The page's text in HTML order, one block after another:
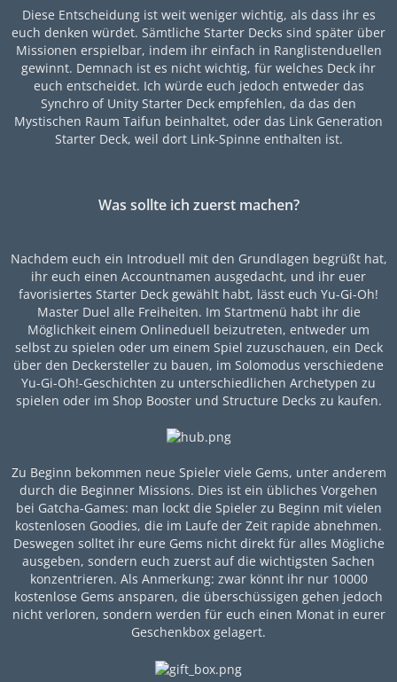
Diese Entscheidung ist weit weniger wichtig, als dass ihr es
euch denken würdet. Sämtliche Starter Decks sind später über
Missionen erspielbar, indem ihr einfach in Ranglistenduellen
gewinnt. Demnach ist es nicht wichtig, für welches Deck ihr
euch entscheidet. Ich würde euch jedoch entweder das
Synchro of Unity Starter Deck empfehlen, da das den
Mystischen Raum Taifun beinhaltet, oder das Link Generation
Starter Deck, weil dort Link-Spinne enthalten ist.
Was sollte ich zuerst machen?
Nachdem euch ein Introduell mit den Grundlagen begrüßt hat,
ihr euch einen Accountnamen ausgedacht, und ihr euer
favorisiertes Starter Deck gewählt habt, lässt euch Yu-Gi-Oh!
Master Duel alle Freiheiten. Im Startmenü habt ihr die
Möglichkeit einem Onlineduell beizutreten, entweder um
selbst zu spielen oder um einem Spiel zuzuschauen, ein Deck
über den Deckersteller zu bauen, im Solomodus verschiedene
Yu-Gi-Oh!-Geschichten zu unterschiedlichen Archetypen zu
spielen oder im Shop Booster und Structure Decks zu kaufen.
Zu Beginn bekommen neue Spieler viele Gems, unter anderem
durch die Beginner Missions. Dies ist ein übliches Vorgehen
bei Gatcha-Games: man lockt die Spieler zu Beginn mit vielen
kostenlosen Goodies, die im Laufe der Zeit rapide abnehmen.
Deswegen solltet ihr eure Gems nicht direkt für alles Mögliche
ausgeben, sondern euch zuerst auf die wichtigsten Sachen
konzentrieren. Als Anmerkung: zwar könnt ihr nur 10000
kostenlose Gems ansparen, die überschüssigen gehen jedoch
nicht verloren, sondern werden für euch einen Monat in eurer
Geschenkbox gelagert.